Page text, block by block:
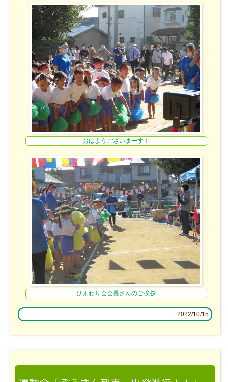
おはようございまーす！
ひまわり会会長さんのご挨拶
2022/10/15